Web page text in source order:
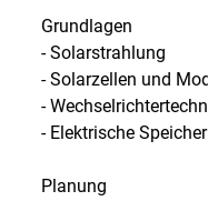
Grundlagen
- Solarstrahlung
- Solarzellen und
-
- Elektrische Speicher
Planung